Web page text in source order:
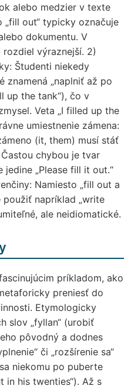
alebo medzier v texte
„fill out“ typicky označuje
dokumentu. V
výraznejší. 2)
Študenti niekedy
znamená „naplniť až po
up the tank“), čo v
Veta „I filled up the
umiestnenie zámena:
(it, them) musí stáť
chybou je tvar
jedine „Please fill it out.“
Namiesto „fill out a
použiť napríklad „write
ale neidiomatické.
príkladom, ako
preniesť do
Etymologicky
slov „fyllan“ (urobiť
pôvodný a dodnes
či „rozšírenie sa“
niekomu po puberte
in his twenties“). Až s